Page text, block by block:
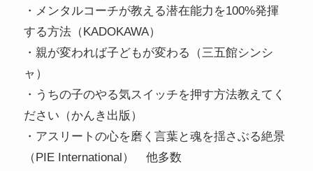
・メンタルコーチが教える潜在能力を100%発揮
する方法（KADOKAWA）
・親が変われば子どもが変わる（三五館シンシ
ャ）
・うちの子のやる気スイッチを押す方法教えてく
ださい（かんき出版）
・アスリートの心を磨く言葉と魂を揺さぶる絶景
（PIE International） 他多数